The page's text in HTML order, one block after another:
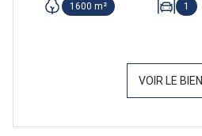
1600 m² 1
VOIR LE BIEN